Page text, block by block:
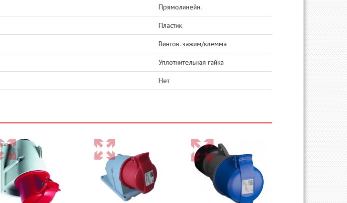
Прямолинейн.
Пластик
Винтов. зажим/клемма
Уплотнительная гайка
Нет